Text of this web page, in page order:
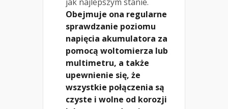
Obejmuje ona regularne
sprawdzanie poziomu
napięcia akumulatora za
pomocą woltomierza lub
multimetru, a także
upewnienie się, że
wszystkie połączenia są
czyste i wolne od korozji